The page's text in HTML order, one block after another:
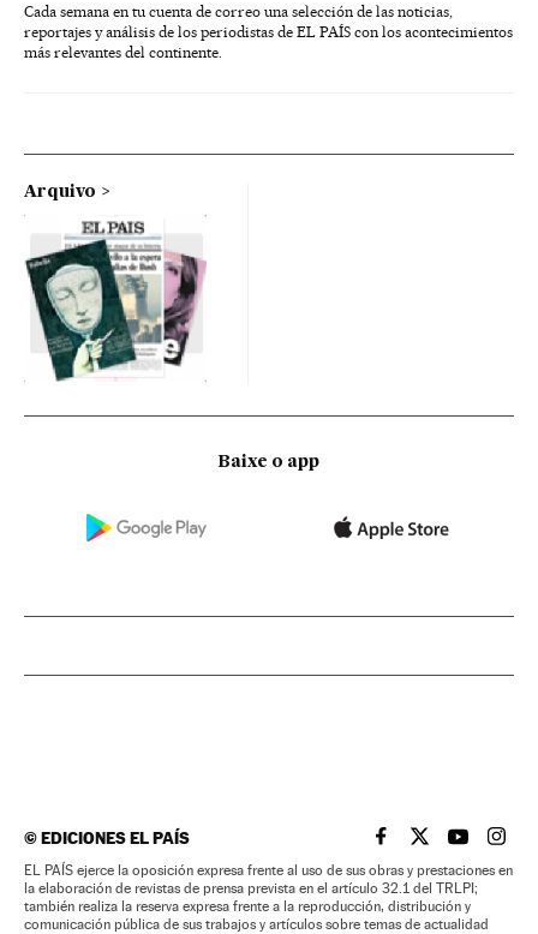
Cada semana en tu cuenta de correo una selección de las noticias,
reportajes y análisis de los periodistas de EL PAÍS con los acontecimientos
más relevantes del continente.
Arquivo
Baixe o app
©EDICIONES EL PAÍS EL PAÍS BRASIL EN
EL PAÍSEL PAÍS
EL
EL PAÍS ejerce la oposición expresa frente al uso de sus obras y prestaciones en
la elaboración de revistas de prensa prevista en el artículo 32.1 del TRLPI;
también realiza la reserva expresa frente a la reproducción, distribución y
comunicación pública de sus trabajos y artículos sobre temas de actualidad